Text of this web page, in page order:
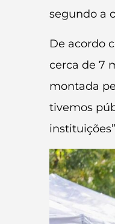
segundo a
De acordo
cerca de 7
montada
tivemos